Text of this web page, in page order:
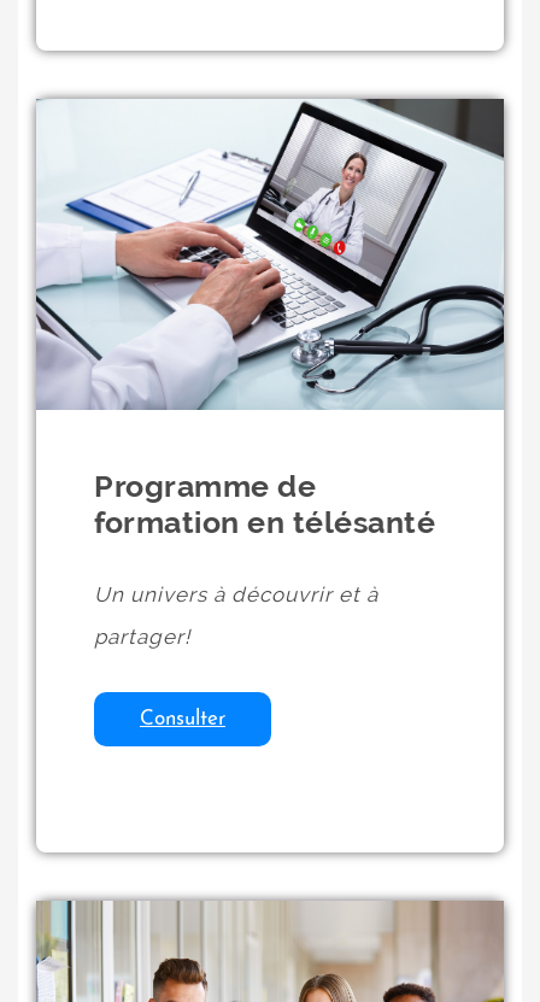
Programme de
formation en télésanté
Un univers à découvrir et à
partager!
Consulter